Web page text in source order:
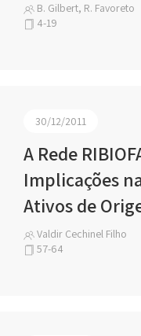
B. Gilbert, R. Favoreto
4-19
30/12/2011
A Rede
Implicações
Ativos de
Valdir Cechinel Filho
57-64